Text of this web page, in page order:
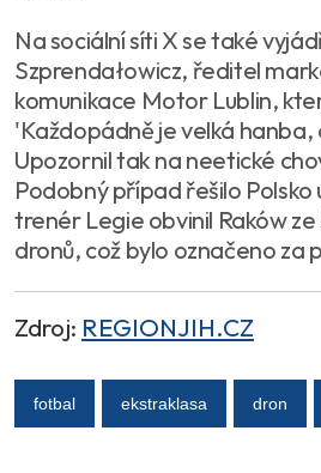
Na sociální síti X se také
Szprendałowicz, ředitel
komunikace Motor Lublin,
'Každopádně je velká hanba,
Upozornil tak na neetické
Podobný případ řešilo Polsko
trenér Legie obvinil Raków
dronů, což bylo označeno za
Zdroj: REGIONJIH.CZ
fotbal ekstraklasa dron